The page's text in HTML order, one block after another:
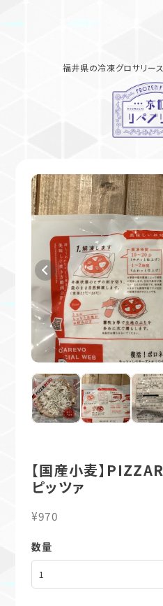
【国産小麦】
ピッツァ
¥970
数量